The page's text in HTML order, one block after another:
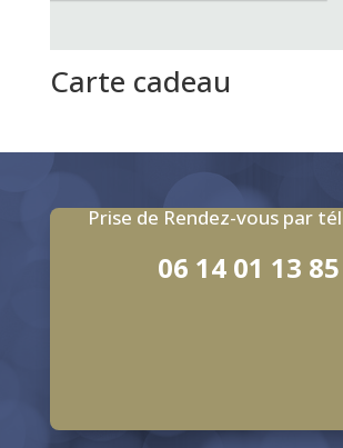
Carte cadeau
Prise de Rendez-vous par
06 14 01 13 85